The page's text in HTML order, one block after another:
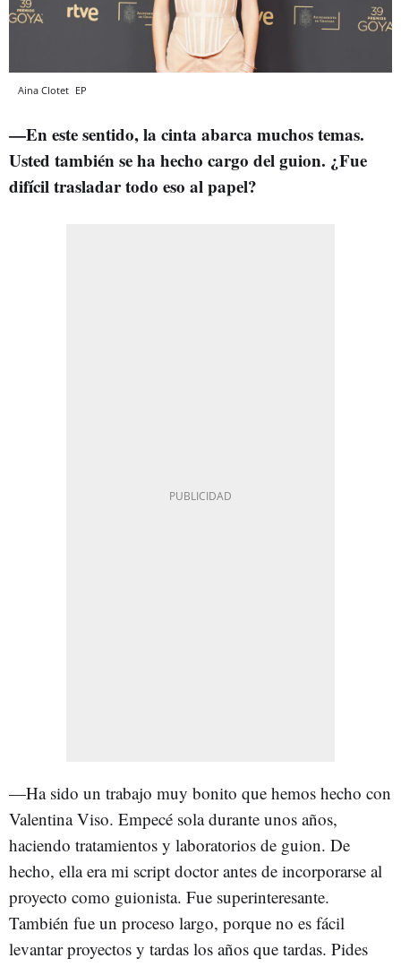
Aina Clotet EP
—En este sentido, la cinta abarca muchos temas.
Usted también se ha hecho cargo del guion. ¿Fue
difícil trasladar todo eso al papel?
—Ha sido un trabajo muy bonito que hemos hecho con
Valentina Viso. Empecé sola durante unos años,
haciendo tratamientos y laboratorios de guion. De
hecho, ella era mi script doctor antes de incorporarse al
proyecto como guionista. Fue superinteresante.
También fue un proceso largo, porque no es fácil
levantar proyectos y tardas los años que tardas. Pides